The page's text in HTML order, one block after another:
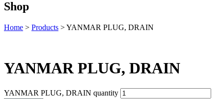
Shop
Home > Products >YANMAR PLUG, DRAIN
YANMAR PLUG, DRAIN
YANMAR PLUG, DRAIN quantity